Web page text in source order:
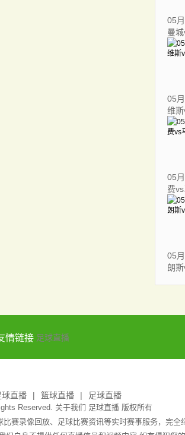
05
曼
05
维
05
费
05
朗
情链接 足球直播
球直播 篮球直播 足球直播
Reserved. 关于我们 足球直播版权所有
赛录像回放、足球比赛资讯等实时赛事服务，完